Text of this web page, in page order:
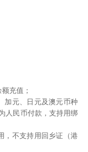
充值；
加元、日元及澳元币种
人民币付款，支持用绑
，不支持用回乡证（港